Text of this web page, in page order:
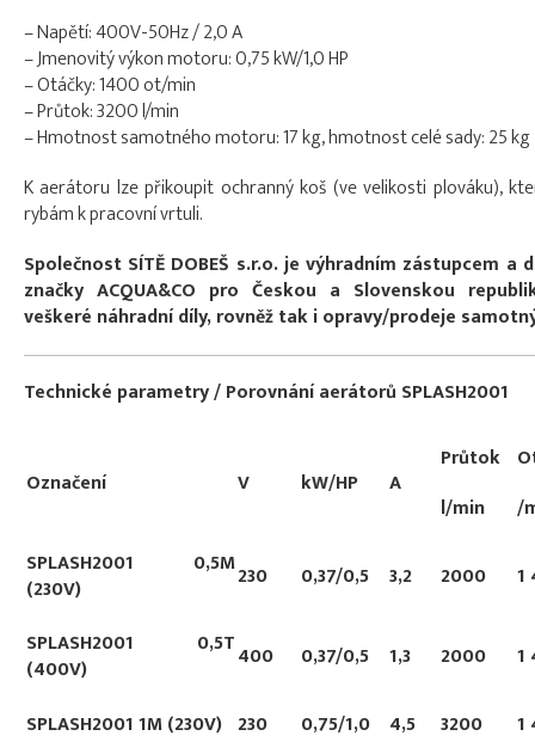
– Napětí: 400V-50Hz / 2,0 A
– Jmenovitý výkon motoru: 0,75 kW/1,0 HP
– Otáčky: 1400 ot/min
– Průtok: 3200 l/min
– Hmotnost samotného motoru: 17 kg, hmotnost celé sady: 25 kg
K aerátoru lze přikoupit ochranný koš (ve velikosti plováku),
rybám k pracovní vrtuli.
Společnost SÍTĚ DOBEŠ s.r.o. je výhradním zástupcem a
značky ACQUA&CO pro Českou a Slovenskou
veškeré náhradní díly, rovněž tak i opravy/prodeje
Technické parametry / Porovnání aerátorů SPLASH2001
Označení V kW/HP A
Průtok
l/min
/
SPLASH2001 0,5M
(230V)
230 0,37/0,5 3,2 2000 1
SPLASH2001 0,5T
(400V)
400 0,37/0,5 1,3 2000 1
SPLASH2001 1M (230V) 230 0,75/1,0 4,5 3200
1